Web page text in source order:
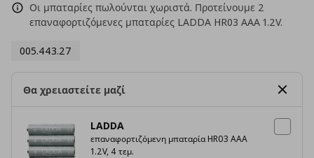
Οι μπαταρίες πωλούνται χωριστά. Προτείνουμε 2
επαναφορτιζόμενες μπαταρίες LADDA HR03 AAA 1.2V.
005.443.27
Θα χρειαστείτε μαζί
LADDA
επαναφορτιζόμενη μπαταρία HR03 AAA
1.2V, 4 τεμ.